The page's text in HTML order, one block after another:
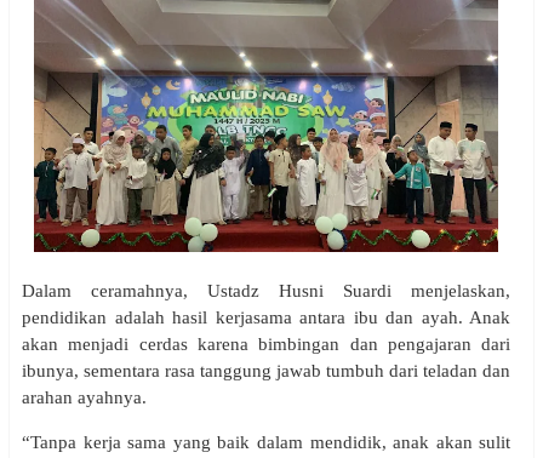
Dalam ceramahnya, Ustadz Husni Suardi menjelaskan,
pendidikan adalah hasil kerjasama antara ibu dan ayah. Anak
akan menjadi cerdas karena bimbingan dan pengajaran dari
ibunya, sementara rasa tanggung jawab tumbuh dari teladan dan
arahan ayahnya.
“Tanpa kerja sama yang baik dalam mendidik, anak akan sulit